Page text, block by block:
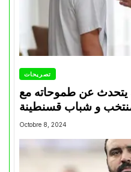
تصريحات
يتحدث عن طموحاته مع
و شباب قسنطينة
Octobre 8, 2024